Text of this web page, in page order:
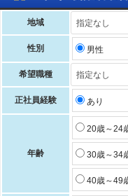
地域
性別 男性
希望職種
正社員経験 あり
年齢
20歳～24
30歳～34
40歳～49